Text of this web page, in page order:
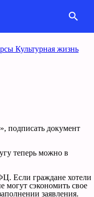
search
Культурная жизнь
подписать документ
теперь можно в
Если граждане хотели
могут сэкономить свое
заявления.